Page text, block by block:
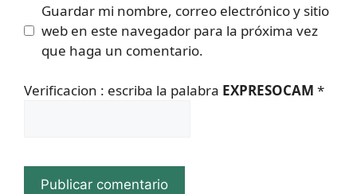
Guardar mi nombre, correo electrónico y sitio
web en este navegador para la próxima vez
que haga un comentario.
Verificacion : escriba la palabra EXPRESOCAM *